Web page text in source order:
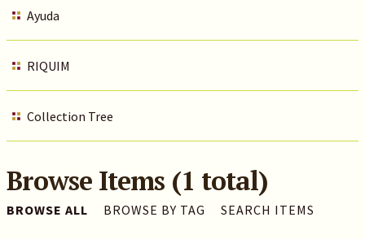
Ayuda
RIQUIM
Collection Tree
Browse Items (1 total)
BROWSE ALL BROWSE BY TAG SEARCH ITEMS